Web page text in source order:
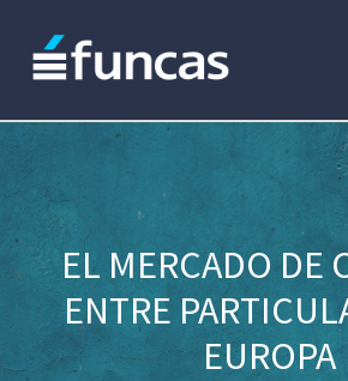
EL MERCADO DE
ENTRE
EUROPA